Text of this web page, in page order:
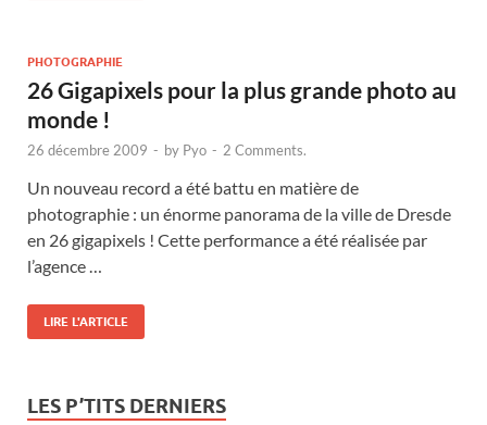
PHOTOGRAPHIE
26 Gigapixels pour la plus grande photo au
monde !
26 décembre 2009 - by Pyo - 2 Comments.
Un nouveau record a été battu en matière de
photographie : un énorme panorama de la ville de Dresde
en 26 gigapixels ! Cette performance a été réalisée par
l’agence …
LIRE L'ARTICLE
LES P’TITS DERNIERS